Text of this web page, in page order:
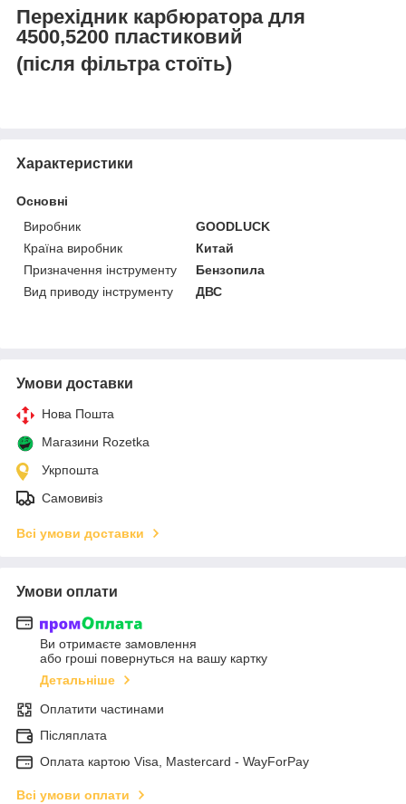
Перехідник карбюратора для
4500,5200 пластиковий
(після фільтра стоїть)
Характеристики
Основні
Виробник
GOODLUCK
Країна виробник
Китай
Призначення інструменту
Бензопила
Вид приводу інструменту
ДВС
Умови доставки
Нова Пошта
Магазини Rozetka
Укрпошта
Самовивіз
Всі умови доставки
Умови оплати
Ви отримаєте замовлення
або гроші повернуться на вашу картку
Детальніше
Оплатити частинами
Післяплата
Оплата картою Visa, Mastercard - WayForPay
Всі умови оплати